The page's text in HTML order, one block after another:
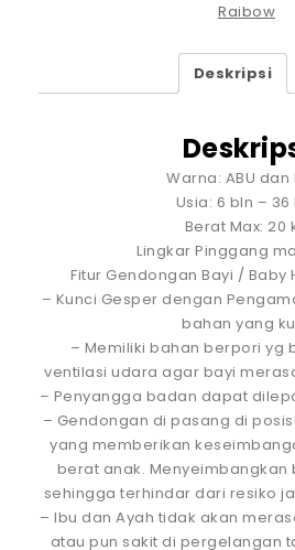
Raibow
Deskripsi
Warna: ABU dan
Usia: 6 bln – 36
Berat Max: 20
Lingkar Pinggang
Fitur Gendongan Bayi / Baby
– Kunci Gesper dengan
bahan yang
– Memiliki bahan berpori yg
ventilasi udara agar bayi
– Penyangga badan dapat
– Gendongan di pasang di
yang memberikan
berat anak. Menyeimbangkan
sehingga terhindar dari resiko
– Ibu dan Ayah tidak akan
atau pun sakit di pergelangan